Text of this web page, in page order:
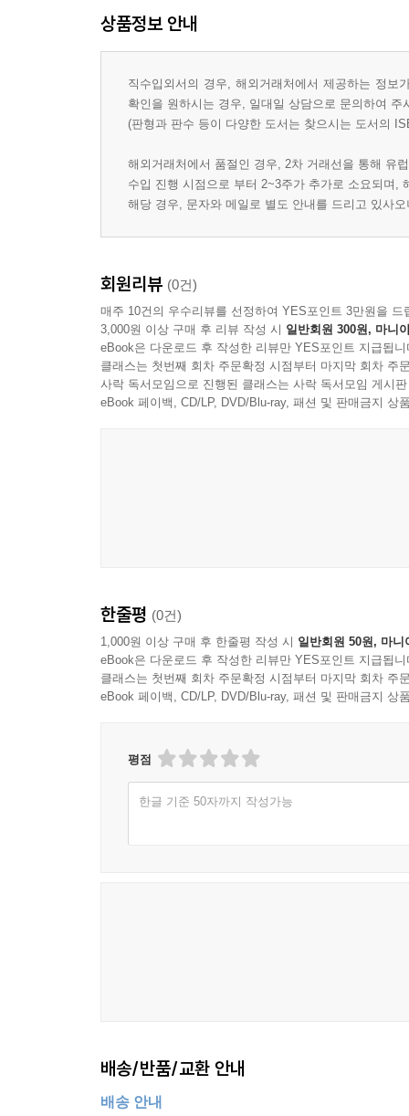
상품정보 안내
직수입외서의 경우, 해외거래처에서 제공하는 정
확인을 원하시는 경우, 일대일 상담으로 문의하여 주
(판형과 판수 등이 다양한 도서는 찾으시는 도서의
해외거래처에서 품절인 경우, 2차 거래선을 통해 유
수입 진행 시점으로 부터 2~3주가 추가로 소요되며,
해당 경우, 문자와 메일로 별도 안내를 드리고 있사
회원리뷰 (0건)
매주 10건의 우수리뷰를 선정하여 YES포인트 3만원을 드
3,000원 이상 구매 후 리뷰 작성 시 일반회원 300원, 마니
eBook은 다운로드 후 작성한 리뷰만 YES포인트 지급됩니
클래스는 첫번째 회차 주문확정 시점부터 마지막 회차 주
사락 독서모임으로 진행된 클래스는 사락 독서모임 게시
eBook 페이백, CD/LP, DVD/Blu-ray, 패션 및 판매금지 상
한줄평 (0건)
1,000원 이상 구매 후 한줄평 작성 시 일반회원 50원, 마니
eBook은 다운로드 후 작성한 리뷰만 YES포인트 지급됩니
클래스는 첫번째 회차 주문확정 시점부터 마지막 회차 주
eBook 페이백, CD/LP, DVD/Blu-ray, 패션 및 판매금지 상
평점
한글 기준 50자까지 작성가능
배송/반품/교환 안내
배송 안내